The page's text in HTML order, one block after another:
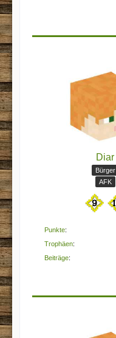
Diar
Bürger
AFK
Punkte
Trophäen
Beiträge